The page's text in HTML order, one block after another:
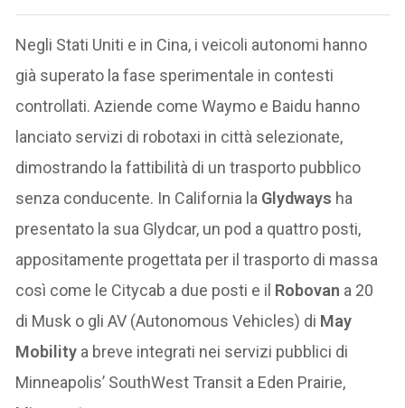
Negli Stati Uniti e in Cina, i veicoli autonomi hanno
già superato la fase sperimentale in contesti
controllati. Aziende come Waymo e Baidu hanno
lanciato servizi di robotaxi in città selezionate,
dimostrando la fattibilità di un trasporto pubblico
senza conducente. In California la Glydways ha
presentato la sua Glydcar, un pod a quattro posti,
appositamente progettata per il trasporto di massa
così come le Citycab a due posti e il Robovan a 20
di Musk o gli AV (Autonomous Vehicles) di May
Mobility a breve integrati nei servizi pubblici di
Minneapolis’ SouthWest Transit a Eden Prairie,